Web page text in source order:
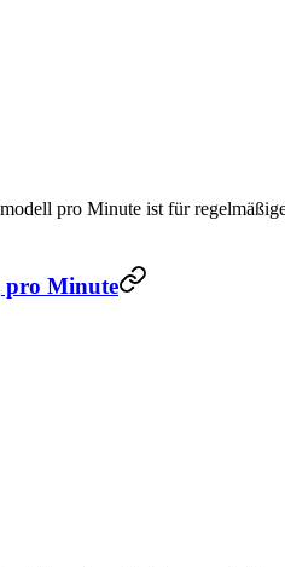
pro Minute ist für
pro Minute